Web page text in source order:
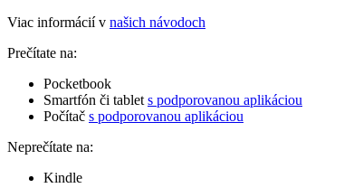
Viac informácií v našich návodoch
Prečítate na:
Pocketbook
Smartfón či tablet s podporovanou aplikáciou
Počítač s podporovanou aplikáciou
Neprečítate na:
Kindle